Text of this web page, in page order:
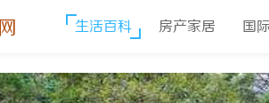
生活百科 房产家居 国